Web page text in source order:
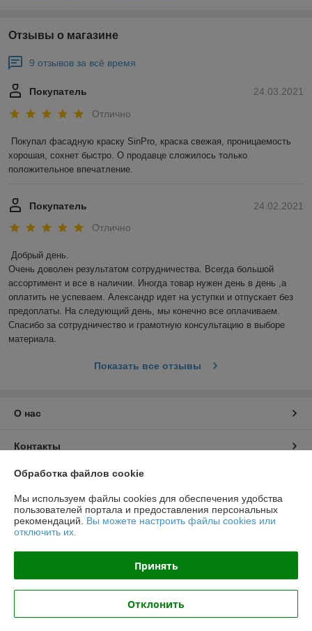
Отзывы о магазине
9 отзывов за всё время
24.03.2021
Покупатель
Отлично
Покупал фасадную краску SinPro, краска свежая, проницаемость
хорошая, сохнет быстро. О продавце сложилось только
положительное впечатление.
24.02.2021
Покупатель
Отлично
Добрый день.
Очень доволен результатом сотрудничества. Всегда большой
ассортимент и все в наличии. Иногда товар нужен день в день ,а
оплатить не успеваем. Александр идет на уступки и отпускает без
предоплаты. На следующий день, мы конечно все оплачиваем.
Спасибо за сотрудничество и грамотную консультацию в выборе
материала.
Показать все отзывы
О нас
Контакты
Доставка и оплата
График работы
Политика обработки cookies
Сайт создан на платформе Deal.by
Обработка файлов cookie
Мы используем файлы cookies для обеспечения удобства
пользователей портала и предоставления персональных
рекомендаций. Вы можете настроить файлы cookies или
отключить их.
Принять
Отклонить